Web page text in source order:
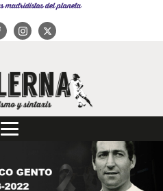
madridistas del planeta